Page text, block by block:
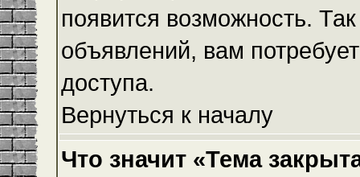
появится возможность.
объявлений, вам
доступа.
Вернуться к началу
Что значит «Тема